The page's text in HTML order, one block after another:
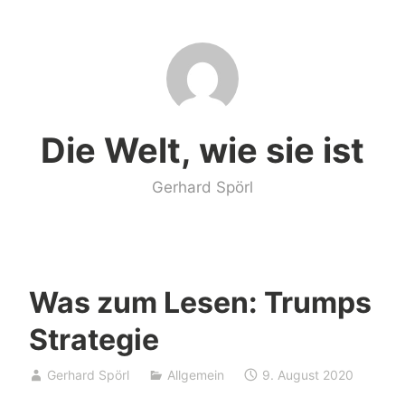
Die Welt, wie sie ist
Gerhard Spörl
Was zum Lesen: Trumps
Strategie
Gerhard Spörl Allgemein 9. August 2020